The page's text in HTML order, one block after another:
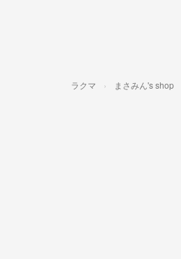
ラクマ まさみん's shop